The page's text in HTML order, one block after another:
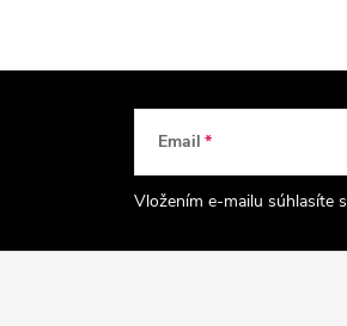
Email
Vložením e-mailu súhlasíte s